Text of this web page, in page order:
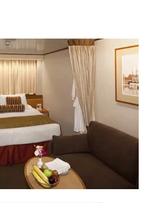
六
期日
福塔莱萨
一 海上巡航
二 海上巡航
三
贝伦
四 海上巡航
五
停靠后，无论您是安排短暂的
这座城市都能为您提供丰富
南：目的地与体验
游轮从布宜诺斯艾利斯出发前往
括位于阿根廷南 部被称为"世界
和其他许多旅游胜地（这些地
丰富多彩的文化活动和别具
珍珠地区）。在布宜诺斯艾利
圣特尔莫社区（这是早期殖
区），以及色彩斑斓的拉 波卡
总统府(“Casa Rosada”)，以及